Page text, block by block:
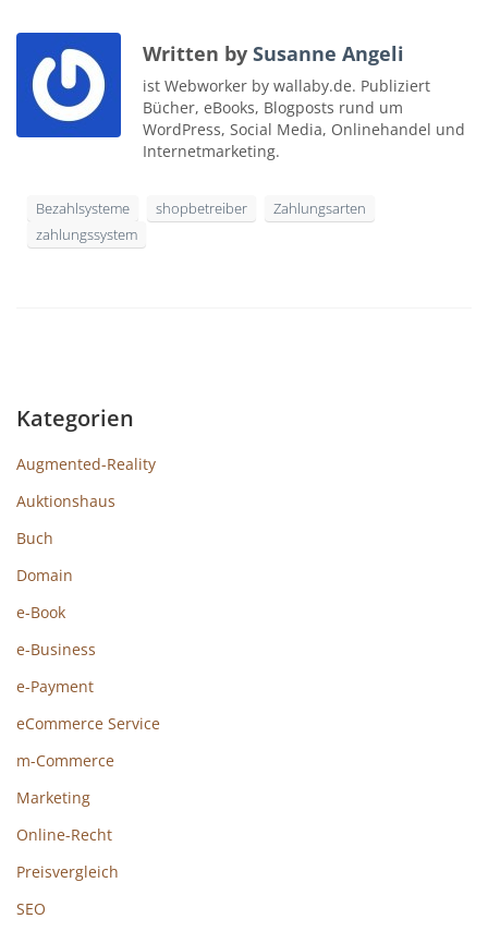
Written by Susanne Angeli
ist Webworker by wallaby.de. Publiziert
Bücher, eBooks, Blogposts rund um
WordPress, Social Media, Onlinehandel und
Internetmarketing.
Bezahlsysteme shopbetreiber
Zahlungsarten
zahlungssystem
Kategorien
Augmented-Reality
Auktionshaus
Buch
Domain
e-Book
e-Business
e-Payment
eCommerce Service
m-Commerce
Marketing
Online-Recht
Preisvergleich
SEO